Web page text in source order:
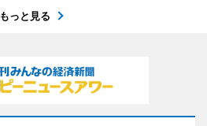
もっと見る